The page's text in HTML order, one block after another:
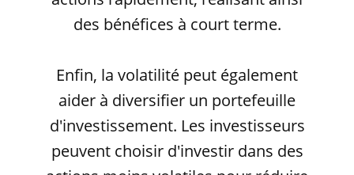
des bénéfices à court terme.
Enfin, la volatilité peut également
aider à diversifier un portefeuille
d'investissement. Les investisseurs
peuvent choisir d'investir dans des